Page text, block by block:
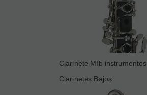
Clarinete MIb instrumentos
Clarinetes Bajos